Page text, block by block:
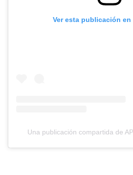
Ver esta publicación en
Una publicación compartida de